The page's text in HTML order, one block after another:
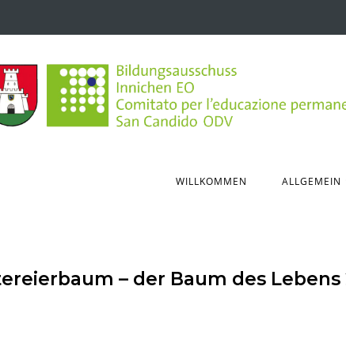
WILLKOMMEN ALLGEMEIN
– der Baum des Lebens